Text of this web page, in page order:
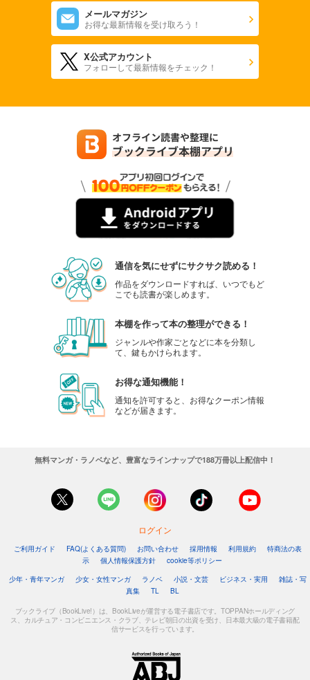
メールマガジン
お得な最新情報を受け取ろう！
X公式アカウント
フォローして最新情報をチェック！
通信を気にせずにサクサク読める！
作品をダウンロードすれば、いつでもど
こでも読書が楽しめます。
本棚を作って本の整理ができる！
ジャンルや作家ごとなどに本を分類し
て、鍵もかけられます。
お得な通知機能！
通知を許可すると、お得なクーポン情報
などが届きます。
無料マンガ・ラノベなど、豊富なラインナップで188万冊以上配信中！
ログイン
ご利用ガイド FAQ(よくある質問) お問い合わせ 採用情報 利用規約
特商法の表
示
個人情報保護方針
cookie等ポリシー
少年・青年マンガ
少女・女性マンガ ラノベ 小説・文芸 ビジネス・実用
雑誌・写
真集
TL BL
ブックライブ（BookLive!）は、BookLiveが運営する電子書店です。TOPPANホールディング
ス、カルチュア・コンビニエンス・クラブ、テレビ朝日の出資を受け、日本最大級の電子書籍配
信サービスを行っています。